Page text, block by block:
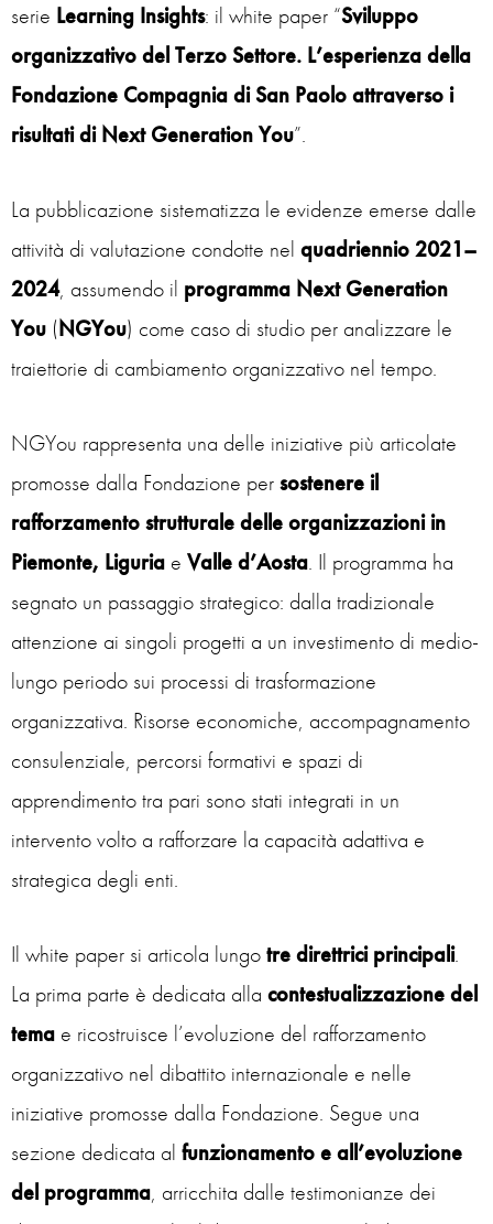
serie Learning Insights: il white paper “Sviluppo
organizzativo del Terzo Settore. L’esperienza della
Fondazione Compagnia di San Paolo attraverso i
risultati di Next Generation You”.
La pubblicazione sistematizza le evidenze emerse dalle
attività di valutazione condotte nel quadriennio 2021–
2024, assumendo il programma Next Generation
You (NGYou) come caso di studio per analizzare le
traiettorie di cambiamento organizzativo nel tempo.
NGYou rappresenta una delle iniziative più articolate
promosse dalla Fondazione persostenere il
rafforzamento strutturale delle organizzazioni in
Piemonte, Liguria e Valled’Aosta. Il programma ha
segnato un passaggio strategico: dalla tradizionale
attenzione ai singoli progetti a un investimento di medio-
lungo periodo sui processi di trasformazione
organizzativa. Risorse economiche, accompagnamento
consulenziale, percorsi formativi e spazi di
apprendimento tra pari sono stati integrati in un
intervento volto a rafforzare la capacità adattiva e
strategica degli enti.
Il white paper si articola lungotre direttrici principali.
La prima parte è dedicata alla contestualizzazione del
tema e ricostruisce l’evoluzione del rafforzamento
organizzativo nel dibattito internazionale e nelle
iniziative promosse dalla Fondazione. Segue una
sezione dedicata al funzionamento e all’evoluzione
del programma, arricchita dalle testimonianze dei